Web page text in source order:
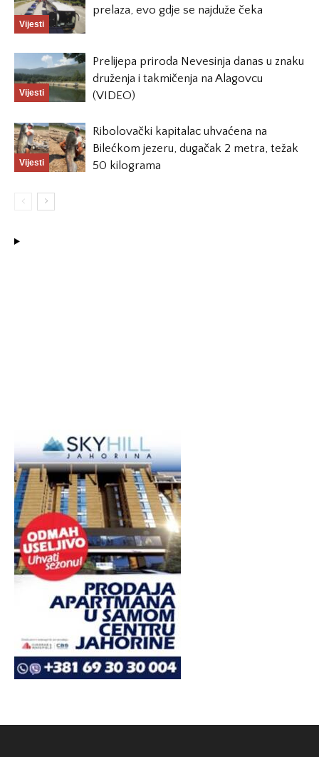
Vijesti
prelaza, evo gdje se najduže čeka
Vijesti
Prelijepa priroda Nevesinja danas u znaku
druženja i takmičenja na Alagovcu
(VIDEO)
Vijesti
Ribolovački kapitalac uhvaćena na
Bilećkom jezeru, dugačak 2 metra, težak
50 kilograma